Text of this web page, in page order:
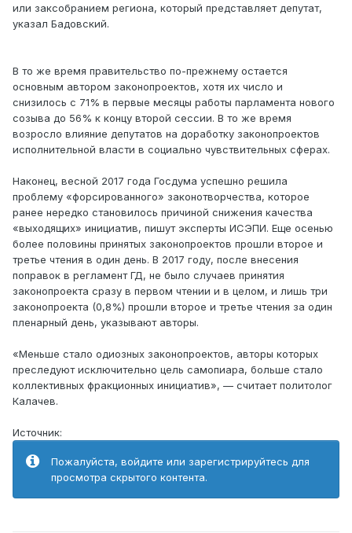
или заксобранием региона, который представляет депутат,
указал Бадовский.
В то же время правительство по-прежнему остается
основным автором законопроектов, хотя их число и
снизилось с 71% в первые месяцы работы парламента нового
созыва до 56% к концу второй сессии. В то же время
возросло влияние депутатов на доработку законопроектов
исполнительной власти в социально чувствительных сферах.
Наконец, весной 2017 года Госдума успешно решила
проблему «форсированного» законотворчества, которое
ранее нередко становилось причиной снижения качества
«выходящих» инициатив, пишут эксперты ИСЭПИ. Еще осенью
более половины принятых законопроектов прошли второе и
третье чтения в один день. В 2017 году, после внесения
поправок в регламент ГД, не было случаев принятия
законопроекта сразу в первом чтении и в целом, и лишь три
законопроекта (0,8%) прошли второе и третье чтения за один
пленарный день, указывают авторы.
«Меньше стало одиозных законопроектов, авторы которых
преследуют исключительно цель самопиара, больше стало
коллективных фракционных инициатив», — считает политолог
Калачев.
Источник:
Пожалуйста, войдите или зарегистрируйтесь для
просмотра скрытого контента.